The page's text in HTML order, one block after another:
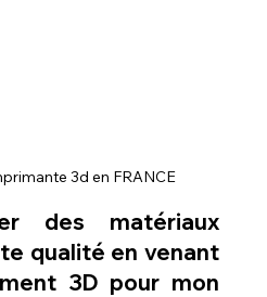
3d en FRANCE
des matériaux
qualité en venant
3D pour mon